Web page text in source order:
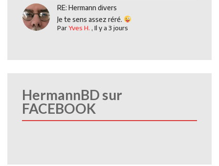
RE: Hermann divers
Je te sens assez réré.
ParYves H. ,Il y a 3 jours
HermannBD sur
FACEBOOK